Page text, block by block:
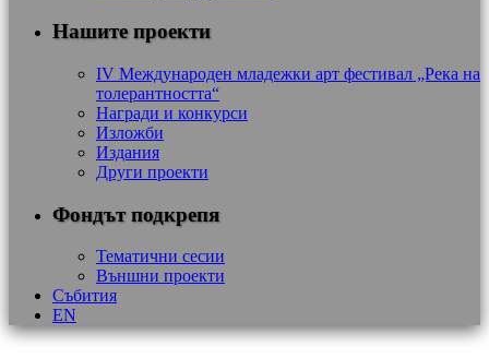
Нашите проекти
IV Международен младежки арт фестивал „Река на
толерантността“
Награди и конкурси
Изложби
Издания
Други проекти
Фондът подкрепя
Тематични сесии
Външни проекти
Събития
EN